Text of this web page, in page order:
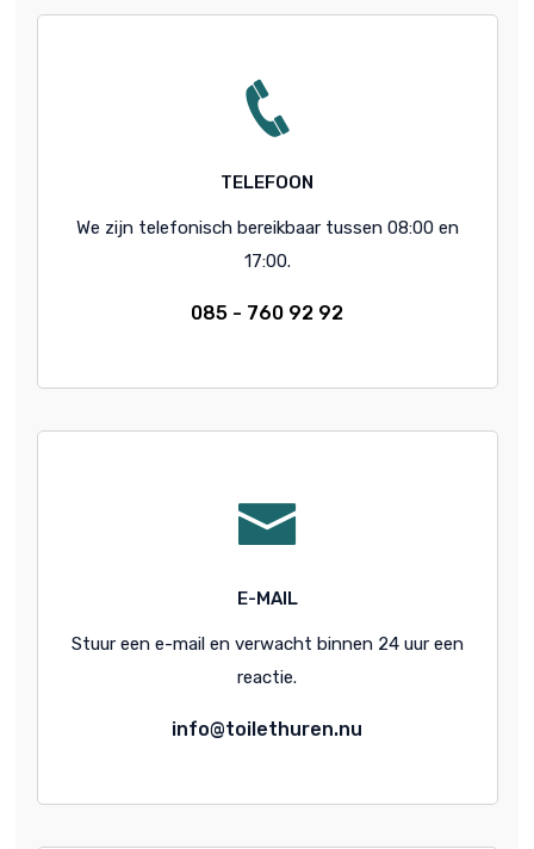
TELEFOON
We zijn telefonisch bereikbaar tussen 08:00 en
17:00.
085 - 760 92 92
E-MAIL
Stuur een e-mail en verwacht binnen 24 uur een
reactie.
info@toilethuren.nu